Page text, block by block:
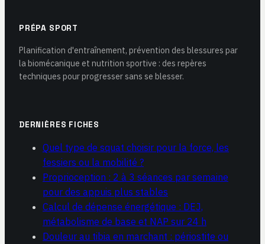
PRÉPA SPORT
Planification d'entraînement, prévention des blessures par
la biomécanique et nutrition sportive : des repères
techniques pour progresser sans se blesser.
DERNIÈRES FICHES
Quel type de squat choisir pour la force, les
fessiers ou la mobilité ?
Proprioception : 2 à 3 séances par semaine
pour des appuis plus stables
Calcul de dépense énergétique : DEJ,
métabolisme de base et NAP sur 24 h
Douleur au tibia en marchant : périostite ou